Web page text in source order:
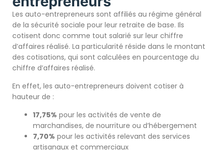
Les auto-entrepreneurs sont affiliés au régime général
de la sécurité sociale pour leur retraite de base. Ils
cotisent donc comme tout salarié sur leur chiffre
d’affaires réalisé. La particularité réside dans le montant
des cotisations, qui sont calculées en pourcentage du
chiffre d’affaires réalisé.
En effet, les auto-entrepreneurs doivent cotiser à
hauteur de :
17,75% pour les activités de vente de
marchandises, de nourriture ou d’hébergement
7,70% pour les activités relevant des services
artisanaux et commerciaux